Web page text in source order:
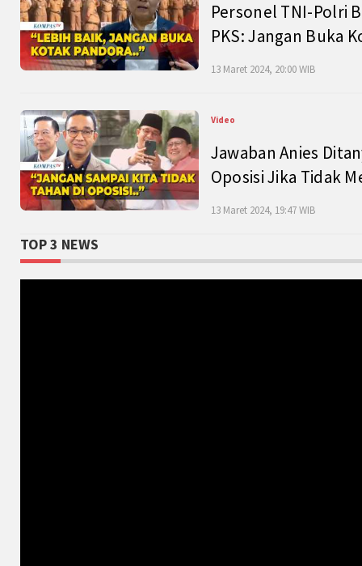
Personel TNI-Polri
PKS: Jangan Buka
13 Maret 2024, 20:00 WIB
Video
Jawaban Anies
Oposisi Jika Tidak
13 Maret 2024, 19:47 WIB
TOP 3 NEWS